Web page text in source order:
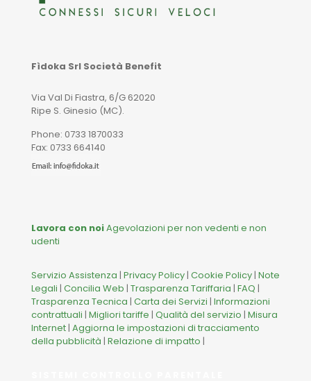
Fìdoka Srl Società Benefit
Via Val Di Fiastra, 6/G 62020
Ripe S. Ginesio (MC).
Phone: 0733 1870033
Fax: 0733 664140
Lavora con noiAgevolazioni per non vedenti e non
udenti
Servizio Assistenza | Privacy Policy | Cookie Policy | Note
Legali | Concilia Web | Trasparenza Tariffaria | FAQ |
Trasparenza Tecnica | Carta dei Servizi | Informazioni
contrattuali | Migliori tariffe | Qualità del servizio | Misura
Internet | Aggiorna le impostazioni di tracciamento
della pubblicità | Relazione di impatto |